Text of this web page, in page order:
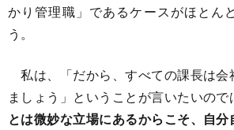
かり管理職」であるケースがほとん
う。
私は、「だから、すべての課長は会
ましょう」ということが言いたいの
とは微妙な立場にあるからこそ、自